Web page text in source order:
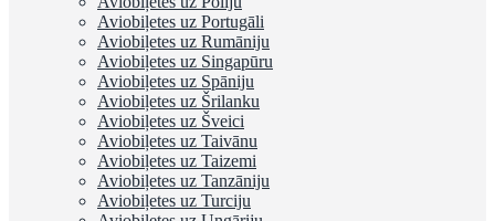
Aviobiļetes uz Portugāli
Aviobiļetes uz Rumāniju
Aviobiļetes uz Singapūru
Aviobiļetes uz Spāniju
Aviobiļetes uz Šrilanku
Aviobiļetes uz Šveici
Aviobiļetes uz Taivānu
Aviobiļetes uz Taizemi
Aviobiļetes uz Tanzāniju
Aviobiļetes uz Turciju